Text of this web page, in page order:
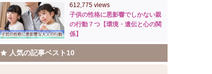
612,775 views
子供の性格に悪影響でしかない親
の行動７つ【環境・遺伝と心の関
係】
人気の記事ベスト10